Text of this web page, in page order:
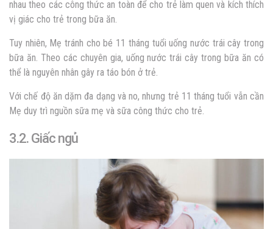
nhau theo các công thức an toàn để cho trẻ làm quen và kích thích
vị giác cho trẻ trong bữa ăn.
Tuy nhiên, Mẹ tránh cho bé 11 tháng tuổi uống nước trái cây trong
bữa ăn. Theo các chuyên gia, uống nước trái cây trong bữa ăn có
thể là nguyên nhân gây ra táo bón ở trẻ.
Với chế độ ăn dặm đa dạng và no, nhưng trẻ 11 tháng tuổi vẫn cần
Mẹ duy trì nguồn sữa mẹ và sữa công thức cho trẻ.
3.2. Giấc ngủ